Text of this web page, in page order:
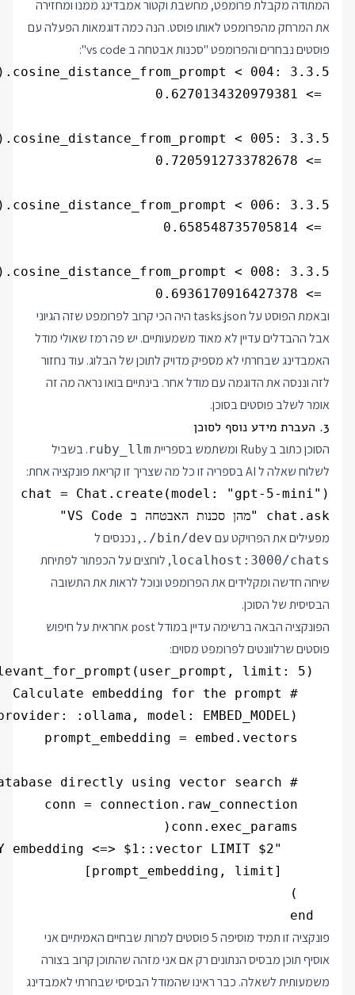
המתודה מקבלת פרומפט, מחשבת וקטור אמבדינג ממנו ומחזירה
את המרחק מהפרומפט לאותו פוסט. הנה כמה דוגמאות הפעלה עם
פוסטים נבחרים והפרומפט "סכנות אבטחה ב vs code":
=> 0.6936170916427378
ובאמת הפוסט על tasks.json היה הכי קרוב לפרומפט שזה הגיוני
אבל ההבדלים עדיין לא מאוד משמעותיים. יש פה רמז שאולי מודל
האמבדינג שבחרתי לא מספיק מדויק לתוכן של הבלוג. עוד נחזור
לזה וננסה את הדוגמה עם מודל אחר. בינתיים בואו נראה מה זה
אומר לשלב פוסטים בסוכן.
3. העברת מידע נוסף לסוכן
הסוכן כתוב ב Ruby ומשתמש בספריית ruby_llm. בשביל
לשלוח שאלה ל AI בספריה זו כל מה שצריך זו קריאת פונקציה אחת:
chat.ask "מהן סכנות האבטחה ב VS Code"
מפעילים את הפרויקט עם ./bin/dev , נכנסים ל
localhost:3000/chats, לוחצים על הכפתור לפתיחת
שיחה חדשה ומקלידים את הפרומפט ונוכל לראות את התשובה
הבסיסית של הסוכן.
הפונקציה הבאה ברשימה עדיין במודל post אחראית על חיפוש
פוסטים שרלוונטים לפרומפט מסוים:
פונקציה זו תמיד מוסיפה 5 פוסטים למרות שבחיים האמיתיים אני
אוסיף תוכן מבסיס הנתונים רק אם אני מזהה שהתוכן קרוב בצורה
משמעותית לשאלה. כבר ראינו שהמודל הבסיסי שבחרתי לאמבדינג